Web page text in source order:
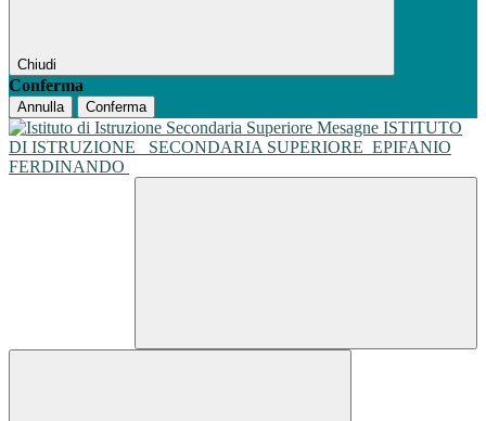
Chiudi
Conferma
Annulla Conferma
ISTITUTO
DI ISTRUZIONE
SECONDARIA SUPERIORE EPIFANIO
FERDINANDO